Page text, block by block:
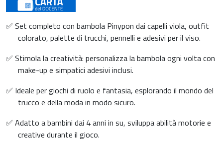
✅ Set completo con bambola Pinypon dai capelli viola, outfit
colorato, palette di trucchi, pennelli e adesivi per il viso.
✅ Stimola la creatività: personalizza la bambola ogni volta con
make-up e simpatici adesivi inclusi.
✅ Ideale per giochi di ruolo e fantasia, esplorando il mondo del
trucco e della moda in modo sicuro.
✅ Adatto a bambini dai 4 anni in su, sviluppa abilità motorie e
creative durante il gioco.